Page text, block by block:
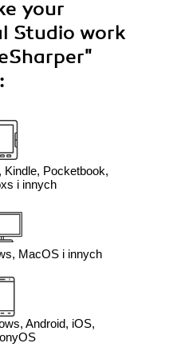
your
Studio work
Pocketbook,
i innych
MacOS i innych
Android, iOS,